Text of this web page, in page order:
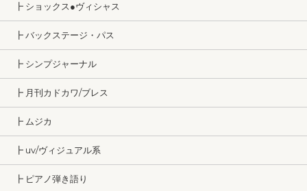
┣ ショックス●ヴィシャス
┣ バックステージ・パス
┣ シンプジャーナル
┣ 月刊カドカワ/ブレス
┣ ムジカ
┣ uv/ヴィジュアル系
┣ ピアノ弾き語り